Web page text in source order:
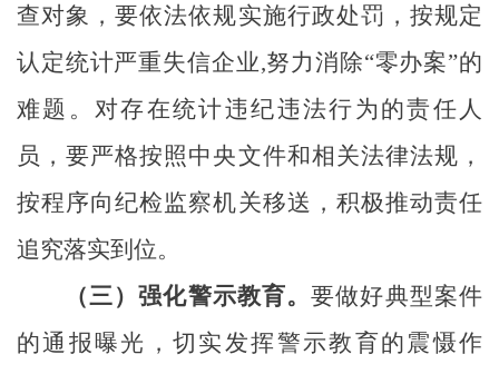
查对象，要依法依规实施行政处罚，按规定
认定统计严重失信企业,努力消除“零办案”的
难题 。对存在统计违纪违法行为的责任人
员，要严格按照中央文件和相关法律法规，
按程序向纪检监察机关移送，积极推动责任
追究落实到位。
（三）强化警示教育。要做好典型案件
的通报曝光，切实发挥警示教育的震慑作